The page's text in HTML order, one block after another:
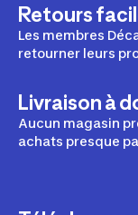
Retours
Les membres
retourner leurs
Livraison à
Aucun magasin
achats presque